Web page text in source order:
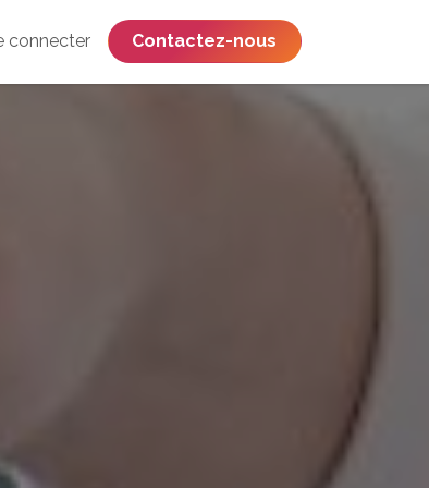
connecter ​​​​​​​​​​​​​​​​Contactez-nous